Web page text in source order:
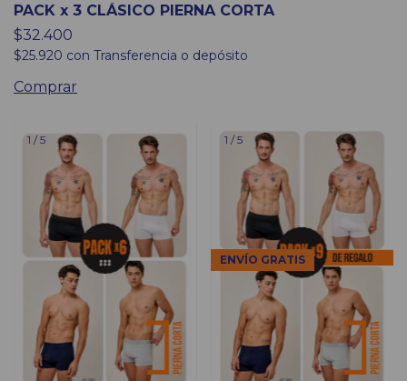
PACK x 3 CLÁSICO PIERNA CORTA
$32.400
$25.920 con Transferencia o depósito
Comprar
1 / 5 1 / 5
ENVÍO GRATIS